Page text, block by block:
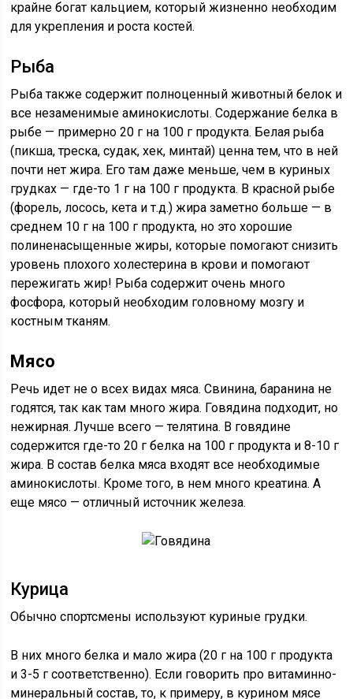
крайне богат кальцием, который жизненно необходим
для укрепления и роста костей.
Рыба
Рыба также содержит полноценный животный белок и
все незаменимые аминокислоты. Содержание белка в
рыбе — примерно 20 г на 100 г продукта. Белая рыба
(пикша, треска, судак, хек, минтай) ценна тем, что в ней
почти нет жира. Его там даже меньше, чем в куриных
грудках — где-то 1 г на 100 г продукта. В красной рыбе
(форель, лосось, кета и т.д.) жира заметно больше — в
среднем 10 г на 100 г продукта, но это хорошие
полиненасыщенные жиры, которые помогают снизить
уровень плохого холестерина в крови и помогают
пережигать жир! Рыба содержит очень много
фосфора, который необходим головному мозгу и
костным тканям.
Мясо
Речь идет не о всех видах мяса. Свинина, баранина не
годятся, так как там много жира. Говядина подходит, но
нежирная. Лучше всего — телятина. В говядине
содержится где-то 20 г белка на 100 г продукта и 8-10 г
жира. В состав белка мяса входят все необходимые
аминокислоты. Кроме того, в нем много креатина. А
еще мясо — отличный источник железа.
Курица
Обычно спортсмены используют куриные грудки.
В них много белка и мало жира (20 г на 100 г продукта
и 3-5 г соответственно). Если говорить про витаминно-
минеральный состав, то, к примеру, в курином мясе